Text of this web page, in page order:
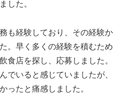
した。
も経験しており、その経験か
。早く多くの経験を積むため
食店を探し、応募しました。
でいると感じていましたが、
ったと痛感しました。